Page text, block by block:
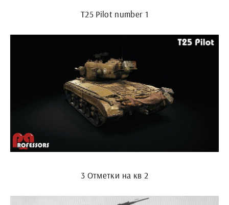
T25 Pilot number 1
3 Отметки на кв 2